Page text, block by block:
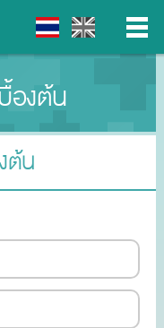
▼
องต้น
ต้น